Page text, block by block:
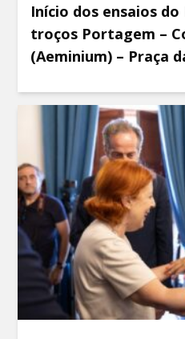
Início dos ensaios
troços Portagem –
(Aeminium) – Praça